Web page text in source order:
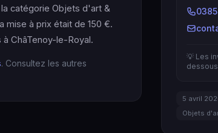
catégorie Objets d'art &
mise à prix était de 150 €.
ChâTenoy-le-Royal.
. Consultez les autres
💡 Les
5 avril
Objets